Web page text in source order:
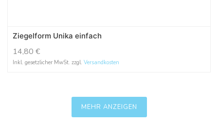
Ziegelform Unika einfach
14,80 €
Inkl. gesetzlicher MwSt. zzgl. Versandkosten
MEHR ANZEIGEN